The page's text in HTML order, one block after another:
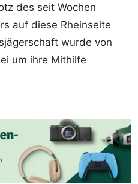
des seit Wochen
auf diese Rheinseite
wurde von
um ihre Mithilfe